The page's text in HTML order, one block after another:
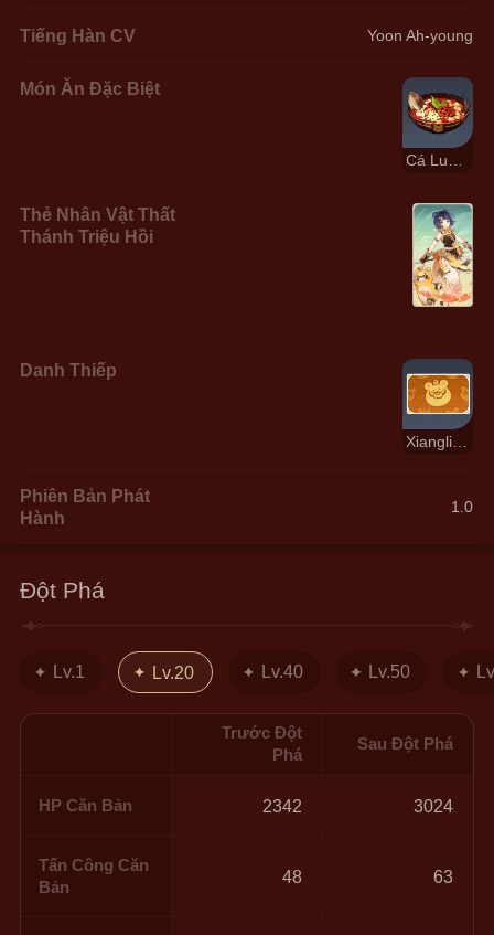
Tiếng Hàn CV Yoon Ah-young
Món Ăn Đặc Biệt
Cá Luộc Vạn Dân Đường
Thẻ Nhân Vật Thất
Thánh Triệu Hồi
Danh Thiếp
Xiangling - Nấu Xong
Phiên Bản Phát
Hành
1.0
Đột Phá
Lv.1 Lv.20 Lv.40 Lv.50
Trước Đột
Phá
Sau Đột Phá
HP Căn Bản 2342 3024
Tấn Công Căn
Bản
48 63